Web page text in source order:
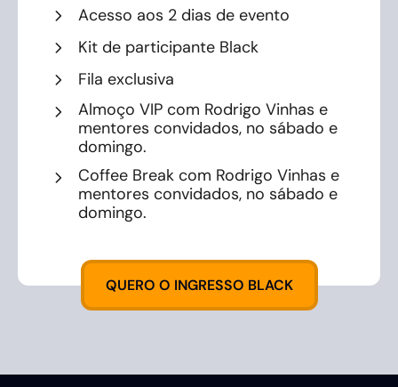
Acesso aos 2 dias de evento
Kit de participante Black
Fila exclusiva
Almoço VIP com Rodrigo Vinhas e
mentores convidados, no sábado e
domingo.
Coffee Break com Rodrigo Vinhas e
mentores convidados, no sábado e
domingo.
QUERO O INGRESSO BLACK